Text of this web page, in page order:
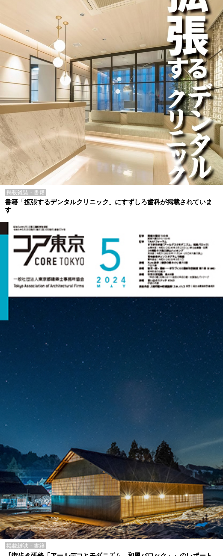
掲載雑誌・書籍
書籍「拡張するデンタルクリニック」にすずしろ歯科が掲載されていま
す
掲載雑誌・書籍